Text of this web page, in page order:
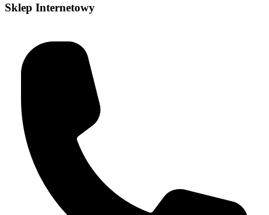
Sklep Internetowy